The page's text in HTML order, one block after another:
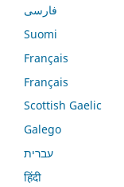
فارسی
Suomi
Français
Français
Scottish Gaelic
Galego
עברית
हिंदी